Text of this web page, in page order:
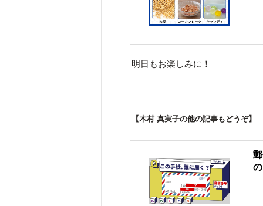
明日もお楽しみに！
【木村 真実子の他の記事もどうぞ】